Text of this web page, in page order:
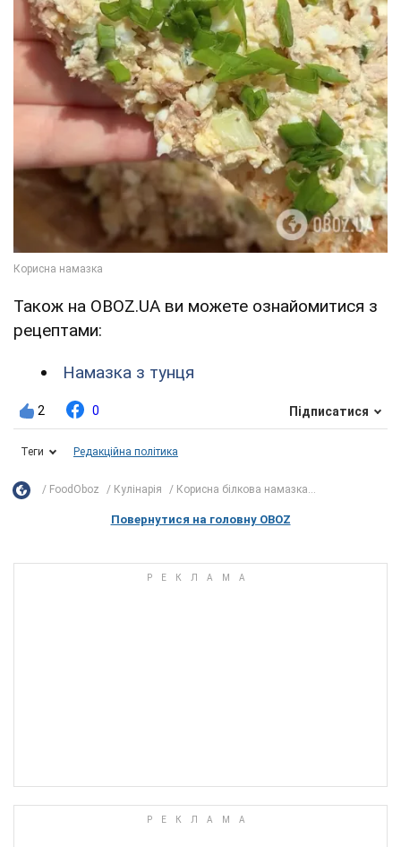
Також на OBOZ.UA ви можете ознайомитися з
рецептами:
Намазка з тунця
2 0 Підписатися
Теги Редакційна політика
FoodOboz Кулінарія Корисна білкова намазка...
Повернутися на головну OBOZ